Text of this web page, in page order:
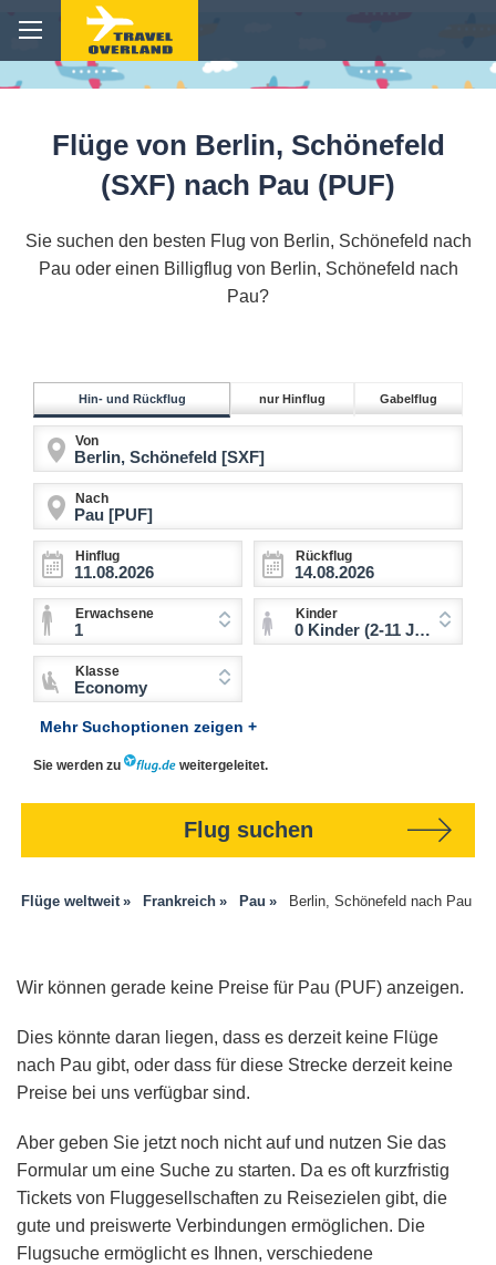
Flüge von Berlin, Schönefeld
(SXF) nach Pau (PUF)
Sie suchen den besten Flug von Berlin, Schönefeld nach
Pau oder einen Billigflug von Berlin, Schönefeld nach
Pau?
Hin- und Rückflug nur Hinflug Gabelflug
Von
Nach
Hinflug Rückflug
Erwachsene
1
Kinder
0 Kinder (2-11 Jahre)
Klasse
Economy
Mehr Suchoptionen zeigen +
Sie werden zu weitergeleitet.
Flug suchen
Flüge weltweit Frankreich Pau Berlin, Schönefeld nach Pau
Wir können gerade keine Preise für Pau (PUF) anzeigen.
Dies könnte daran liegen, dass es derzeit keine Flüge
nach Pau gibt, oder dass für diese Strecke derzeit keine
Preise bei uns verfügbar sind.
Aber geben Sie jetzt noch nicht auf und nutzen Sie das
Formular um eine Suche zu starten. Da es oft kurzfristig
Tickets von Fluggesellschaften zu Reisezielen gibt, die
gute und preiswerte Verbindungen ermöglichen. Die
Flugsuche ermöglicht es Ihnen, verschiedene